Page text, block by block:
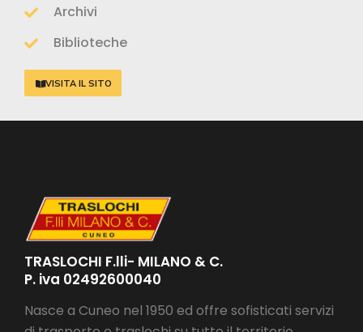
Archivi
Biblioteche
VISITA IL SITO
TRASLOCHI F.lli- MILANO & C.
P. iva 02492600040
Nasce a Cuneo nel 1950 ed offre sofisticati servizi